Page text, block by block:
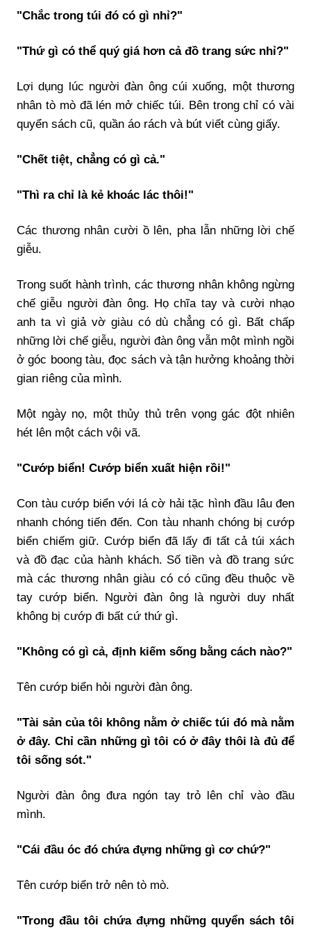
"Chắc trong túi đó có gì nhỉ?"
"Thứ gì có thể quý giá hơn cả đồ trang sức nhỉ?"
Lợi dụng lúc người đàn ông cúi xuống, một thương
nhân tò mò đã lén mở chiếc túi. Bên trong chỉ có vài
quyển sách cũ, quần áo rách và bút viết cùng giấy.
"Chết tiệt, chẳng có gì cả."
"Thì ra chỉ là kẻ khoác lác thôi!"
Các thương nhân cười ồ lên, pha lẫn những lời chế
giễu.
Trong suốt hành trình, các thương nhân không ngừng
chế giễu người đàn ông. Họ chĩa tay và cười nhạo
anh ta vì giả vờ giàu có dù chẳng có gì. Bất chấp
những lời chế giễu, người đàn ông vẫn một mình ngồi
ở góc boong tàu, đọc sách và tận hưởng khoảng thời
gian riêng của mình.
Một ngày nọ, một thủy thủ trên vọng gác đột nhiên
hét lên một cách vội vã.
"Cướp biển! Cướp biển xuất hiện rồi!"
Con tàu cướp biển với lá cờ hải tặc hình đầu lâu đen
nhanh chóng tiến đến. Con tàu nhanh chóng bị cướp
biển chiếm giữ. Cướp biển đã lấy đi tất cả túi xách
và đồ đạc của hành khách. Số tiền và đồ trang sức
mà các thương nhân giàu có có cũng đều thuộc về
tay cướp biển. Người đàn ông là người duy nhất
không bị cướp đi bất cứ thứ gì.
"Không có gì cả, định kiếm sống bằng cách nào?"
Tên cướp biển hỏi người đàn ông.
"Tài sản của tôi không nằm ở chiếc túi đó mà nằm
ở đây. Chỉ cần những gì tôi có ở đây thôi là đủ để
tôi sống sót."
Người đàn ông đưa ngón tay trỏ lên chỉ vào đầu
mình.
"Cái đầu óc đó chứa đựng những gì cơ chứ?"
Tên cướp biển trở nên tò mò.
"Trong đầu tôi chứa đựng những quyển sách tôi